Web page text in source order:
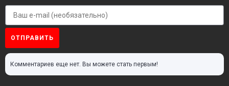
ОТПРАВИТЬ
Комментариев еще нет. Вы можете стать первым!